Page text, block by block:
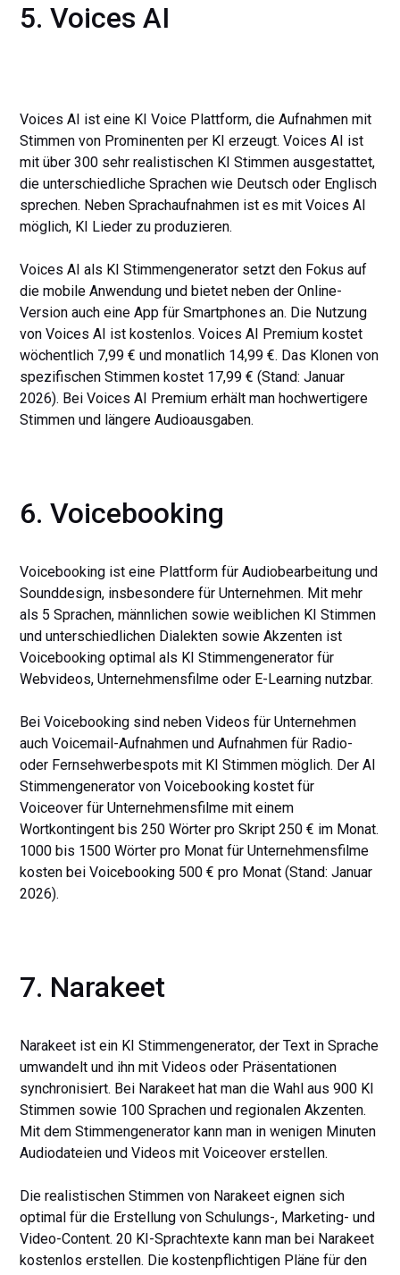
5. Voices AI
Voices AI ist eine KI Voice Plattform, die Aufnahmen mit
Stimmen von Prominenten per KI erzeugt. Voices AI ist
mit über 300 sehr realistischen KI Stimmen ausgestattet,
die unterschiedliche Sprachen wie Deutsch oder Englisch
sprechen. Neben Sprachaufnahmen ist es mit Voices AI
möglich, KI Lieder zu produzieren.
Voices AI als KI Stimmengenerator setzt den Fokus auf
die mobile Anwendung und bietet neben der Online-
Version auch eine App für Smartphones an. Die Nutzung
von Voices AI ist kostenlos. Voices AI Premium kostet
wöchentlich 7,99 € und monatlich 14,99 €. Das Klonen von
spezifischen Stimmen kostet 17,99 € (Stand: Januar
2026). Bei Voices AI Premium erhält man hochwertigere
Stimmen und längere Audioausgaben.
6. Voicebooking
Voicebooking ist eine Plattform für Audiobearbeitung und
Sounddesign, insbesondere für Unternehmen. Mit mehr
als 5 Sprachen, männlichen sowie weiblichen KI Stimmen
und unterschiedlichen Dialekten sowie Akzenten ist
Voicebooking optimal als KI Stimmengenerator für
Webvideos, Unternehmensfilme oder E-Learning nutzbar.
Bei Voicebooking sind neben Videos für Unternehmen
auch Voicemail-Aufnahmen und Aufnahmen für Radio-
oder Fernsehwerbespots mit KI Stimmen möglich. Der AI
Stimmengenerator von Voicebooking kostet für
Voiceover für Unternehmensfilme mit einem
Wortkontingent bis 250 Wörter pro Skript 250 € im Monat.
1000 bis 1500 Wörter pro Monat für Unternehmensfilme
kosten bei Voicebooking 500 € pro Monat (Stand: Januar
2026).
7. Narakeet
Narakeet ist ein KI Stimmengenerator, der Text in Sprache
umwandelt und ihn mit Videos oder Präsentationen
synchronisiert. Bei Narakeet hat man die Wahl aus 900 KI
Stimmen sowie 100 Sprachen und regionalen Akzenten.
Mit dem Stimmengenerator kann man in wenigen Minuten
Audiodateien und Videos mit Voiceover erstellen.
Die realistischen Stimmen von Narakeet eignen sich
optimal für die Erstellung von Schulungs-, Marketing- und
Video-Content. 20 KI-Sprachtexte kann man bei Narakeet
kostenlos erstellen. Die kostenpflichtigen Pläne für den